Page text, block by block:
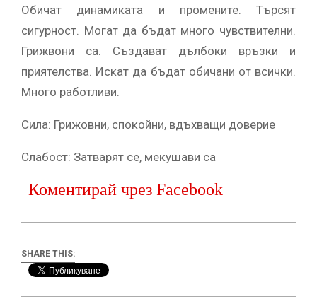
Обичат динамиката и промените. Търсят
сигурност. Могат да бъдат много чувствителни.
Грижвони са. Създават дълбоки връзки и
приятелства. Искат да бъдат обичани от всички.
Много работливи.
Сила: Грижовни, спокойни, вдъхващи доверие
Слабост: Затварят се, мекушави са
Коментирай чрез Facebook
SHARE THIS: